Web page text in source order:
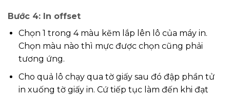
Bước 4: In offset
Chọn 1 trong 4 màu kẽm lắp lên lô của máy in.
Chọn màu nào thì mực được chọn cũng phải
tương ứng.
Cho quả lô chạy qua tờ giấy sau đó đập phần tử
in xuống tờ giấy in. Cứ tiếp tục làm đến khi đạt